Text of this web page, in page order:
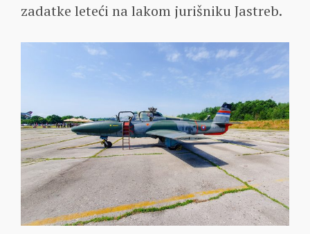
zadatke leteći na lakom jurišniku Jastreb.